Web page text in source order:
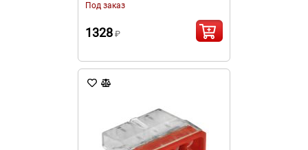
Под заказ
1328 ₽